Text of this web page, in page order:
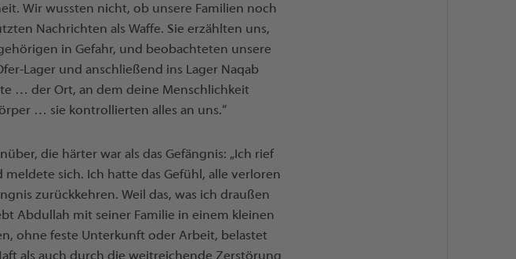
Wir wussten nicht, ob unsere Familien noch
Nachrichten als Waffe. Sie erzählten uns,
in Gefahr, und beobachteten unsere
Lager und anschließend ins Lager Naqab
… der Ort, an dem deine Menschlichkeit
… sie kontrollierten alles an uns.“
die härter war als das Gefängnis: „Ich rief
sich. Ich hatte das Gefühl, alle verloren
zurückkehren. Weil das, was ich draußen
Abdullah mit seiner Familie in einem kleinen
ohne feste Unterkunft oder Arbeit, belastet